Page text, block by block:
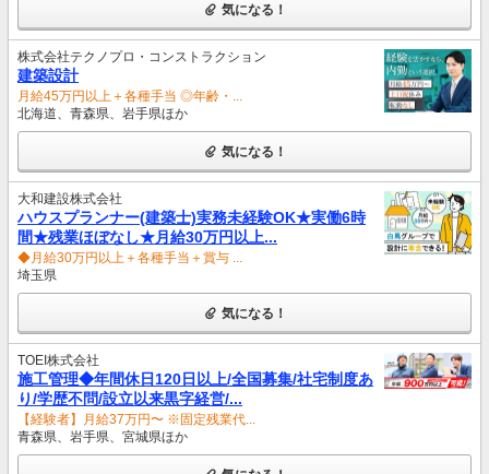
気になる！
株式会社テクノプロ・コンストラクション
建築設計
月給45万円以上＋各種手当 ◎年齢・...
北海道、青森県、岩手県ほか
気になる！
大和建設株式会社
ハウスプランナー(建築士)実務未経験OK★実働6時
間★残業ほぼなし★月給30万円以上...
◆月給30万円以上＋各種手当＋賞与 ...
埼玉県
気になる！
TOEI株式会社
施工管理◆年間休日120日以上/全国募集/社宅制度あ
り/学歴不問/設立以来黒字経営/...
【経験者】月給37万円〜 ※固定残業代...
青森県、岩手県、宮城県ほか